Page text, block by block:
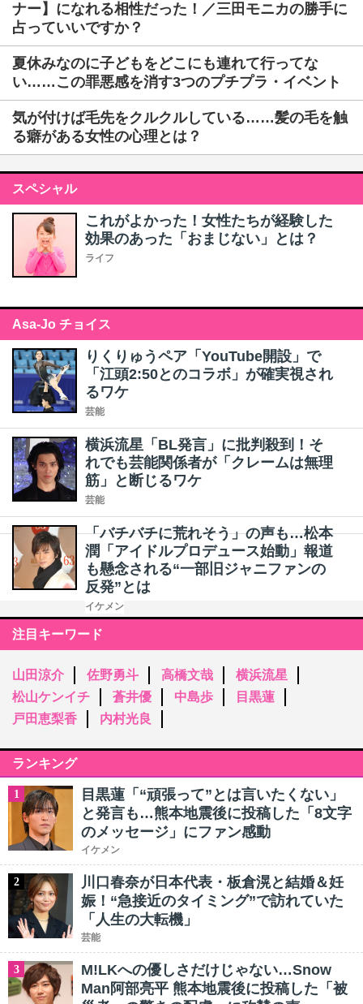
ナー】になれる相性だった！／三田モニカの勝手に
占っていいですか？
夏休みなのに子どもをどこにも連れて行ってな
い……この罪悪感を消す3つのプチプラ・イベント
気が付けば毛先をクルクルしている……髪の毛を触
る癖がある女性の心理とは？
スペシャル
これがよかった！女性たちが経験した
効果のあった「おまじない」とは？
ライフ
Asa-Jo チョイス
りくりゅうペア「YouTube開設」で
「江頭2:50とのコラボ」が確実視され
るワケ
芸能
横浜流星「BL発言」に批判殺到！そ
れでも芸能関係者が「クレームは無理
筋」と断じるワケ
芸能
「バチバチに荒れそう」の声も…松本
潤「アイドルプロデュース始動」報道
も懸念される“一部旧ジャニファンの
反発”とは
イケメン
注目キーワード
山田涼介 佐野勇斗 高橋文哉
横浜流星
松山ケンイチ
蒼井優 中島歩
目黒蓮
戸田恵梨香
内村光良
ランキング
1
目黒蓮「“頑張って”とは言いたくない」
と発言も…熊本地震後に投稿した「8文字
のメッセージ」にファン感動
イケメン
2
川口春奈が日本代表・板倉滉と結婚＆妊
娠！“急接近のタイミング”で訪れていた
「人生の大転機」
芸能
3
M!LKへの優しさだけじゃない…Snow
Man阿部亮平 熊本地震後に投稿した「被